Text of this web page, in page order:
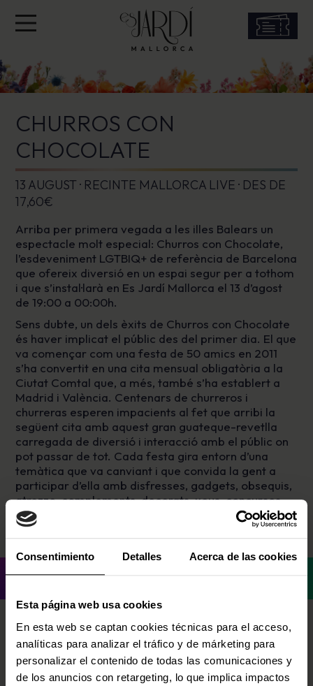
Consentimiento Detalles Acerca de las cookies
Esta página web usa cookies
En esta web se captan cookies técnicas para el acceso,
analíticas para analizar el tráfico y de márketing para
personalizar el contenido de todas las comunicaciones y
de los anuncios con retargeting, lo que implica impactos
CHURROS CON
CHOCOLATE
13 AUGUST · RECINTE MALLORCA LIVE · DES DE
17,60€
Arriba per primera vegada a les illes Balears un
espectacle molt especial: Churros con Chocolate,
l’esdeveniment LGTBIQ+ de referència de Barcelona
que ofereix diversió en un espai segur per a tothom
i que s’instal·larà en Es Jardí Mallorca el 13 d’agost
de 19:00 a 00:00h.
Sens dubte, un dels èxits de Churros con Chocolate
és haver implicat el públic des del primer dia. El que
va començar com una festa de 50 amics en 2011
s’ha convertit en una cita mensual obligatòria a la
Ciutat Comtal que, a més, també s’ha establert a
Madrid i València. Centenars de churreros i
churreras esperen impacients al fet que arribi la
següent cita amb aquest gran guateque-revetlla
carregada de diversió i interacció amb el públic on
pot passar de tot. Cada festa gira entorn d’una
temàtica que va canviant i que convida la gent a
participar d’ella amb disfresses, gadgets, obsequis,
atrezzo, complements, decorats, xous, concursos,
jocs, etc. Veuen a formar part de la primera edició
balear!